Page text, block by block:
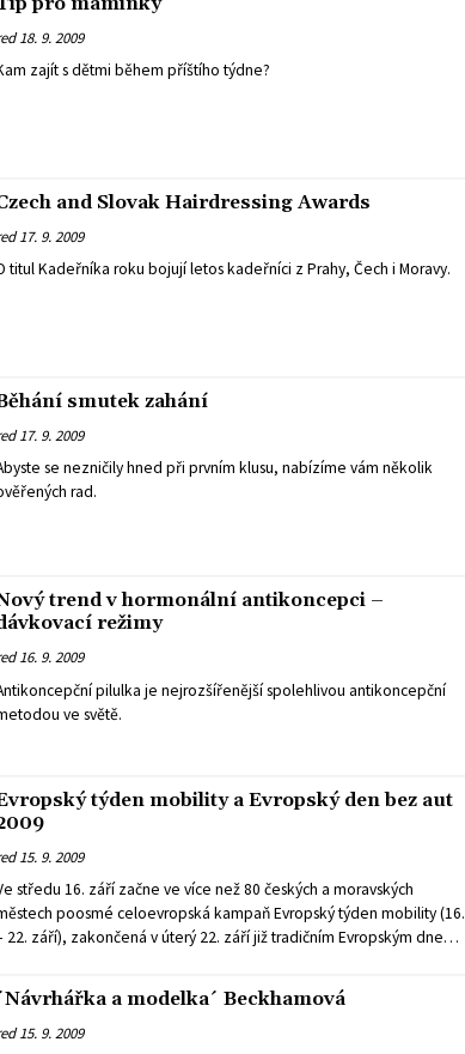
18. 9. 2009
zajít s dětmi během příštího týdne?
and Slovak Hairdressing Awards
17. 9. 2009
titul Kadeřníka roku bojují letos kadeřníci z Prahy, Čech i Moravy.
smutek zahání
17. 9. 2009
se nezničily hned při prvním klusu, nabízíme vám několik
rad.
v hormonální antikoncepci –
režimy
16. 9. 2009
pilulka je nejrozšířenější spolehlivou antikoncepční
ve světě.
týden mobility a Evropský den bez aut
15. 9. 2009
středu 16. září začne ve více než 80 českých a moravských
poosmé celoevropská kampaň Evropský týden mobility (16.
22. září), zakončená v úterý 22. září již tradičním Evropským dnem
a modelka´ Beckhamová
15. 9. 2009